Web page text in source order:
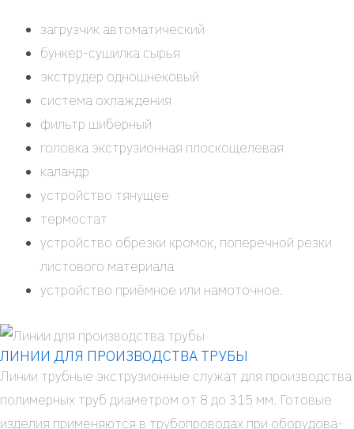
загруз­чик авто­ма­ти­че­ский
бун­­кер-суши­л­ка сырья
экс­тру­дер однош­не­ко­вый
систе­ма охла­жде­ния
фильтр шибер­ный
голов­ка экс­тру­зи­он­ная плос­ко­ще­ле­вая
каландр
устрой­ство тяну­щее
тер­мо­стат
устрой­ство обрез­ки кро­мок, попе­реч­ной рез­ки
листо­во­го мате­ри­а­ла
устрой­ство при­ём­ное или намо­точ­ное.
ЛИНИИ ДЛЯ ПРОИЗВОДСТВА ТРУБЫ
Линии труб­ные экс­тру­зи­он­ные слу­жат для про­из­вод­ства
поли­мер­ных труб диа­мет­ром от 8 до 315 мм. Гото­вые
изде­лия при­ме­ня­ют­ся в тру­бо­про­во­дах при обо­ру­до­ва­